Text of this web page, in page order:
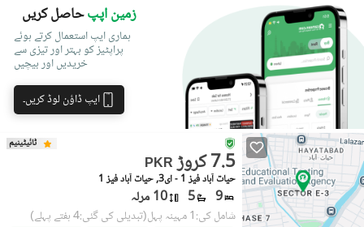
زمین اپپحاصل کریں
ہماری ایپ استعمال کرتے ہوئے
پراپٹیز کو بہتر اور تیزی سے
خریدیں اور بیچیں
ایپ ڈاؤن لوڈ کریں۔
ٹائیٹینیم
PKR 7.5 کروڑ
حیات آباد فیز 1 - ای3, حیات آباد فیز 1
9
5 10 مرلہ
شامل کی:1 مہینہ پہل (تبدیلی کی گئی:4 ہفتے پہلے)